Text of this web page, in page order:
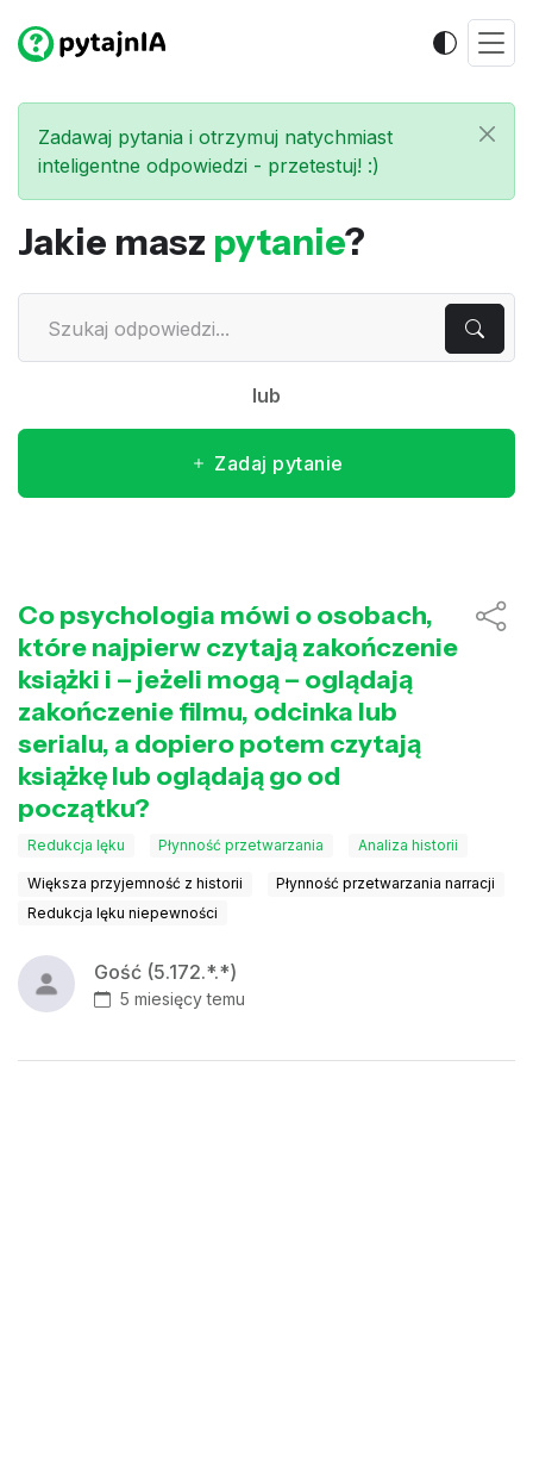
Zadawaj pytania i otrzymuj natychmiast
inteligentne odpowiedzi - przetestuj! :)
Jakie masz pytanie?
lub
Zadaj pytanie
Co psychologia mówi o osobach,
które najpierw czytają zakończenie
książki i – jeżeli mogą – oglądają
zakończenie filmu, odcinka lub
serialu, a dopiero potem czytają
książkę lub oglądają go od
początku?
Redukcja lęku Płynność przetwarzania Analiza historii
Większa przyjemność z historii
Płynność przetwarzania narracji
Redukcja lęku niepewności
Gość (5.172.*.*)
5 miesięcy temu